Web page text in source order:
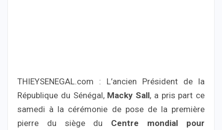
THIEYSENEGAL.com : L’ancien Président de la
République du Sénégal, Macky Sall, a pris part ce
samedi à la cérémonie de pose de la première
pierre du siège du Centre mondial pour